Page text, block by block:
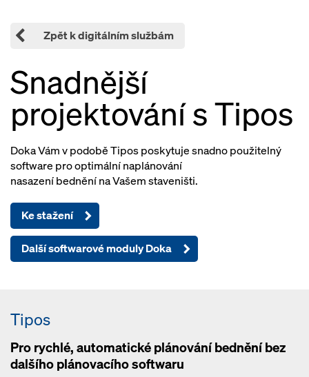
Zpět k digitálním službám
Snadnější
projektování s Tipos
Doka Vám v podobě Tipos poskytuje snadno použitelný
software pro optimální naplánování
nasazení bednění na Vašem staveništi.
Ke stažení
Další softwarové moduly Doka
Tipos
Pro rychlé, automatické plánování bednění bez
dalšího plánovacího softwaru